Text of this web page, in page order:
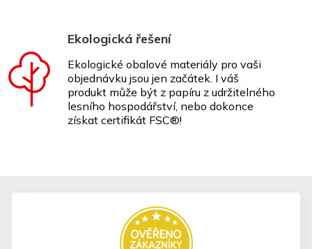
Ekologická řešení
Ekologické obalové materiály pro vaši
objednávku jsou jen začátek. I váš
produkt může být z papíru z udržitelného
lesního hospodářství, nebo dokonce
získat certifikát FSC®!